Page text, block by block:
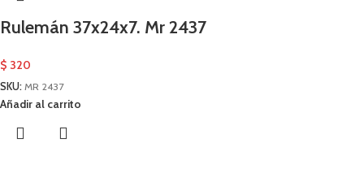
Rulemán 37x24x7. Mr 2437
$ 320
SKU: MR 2437
Añadir al carrito